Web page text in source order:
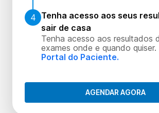
4 Tenha acesso aos seus
sair de casa
Tenha acesso aos resultados
exames onde e quando
Portal do Paciente.
AGENDAR AGORA